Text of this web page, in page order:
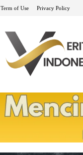
Term of Use Privacy Policy